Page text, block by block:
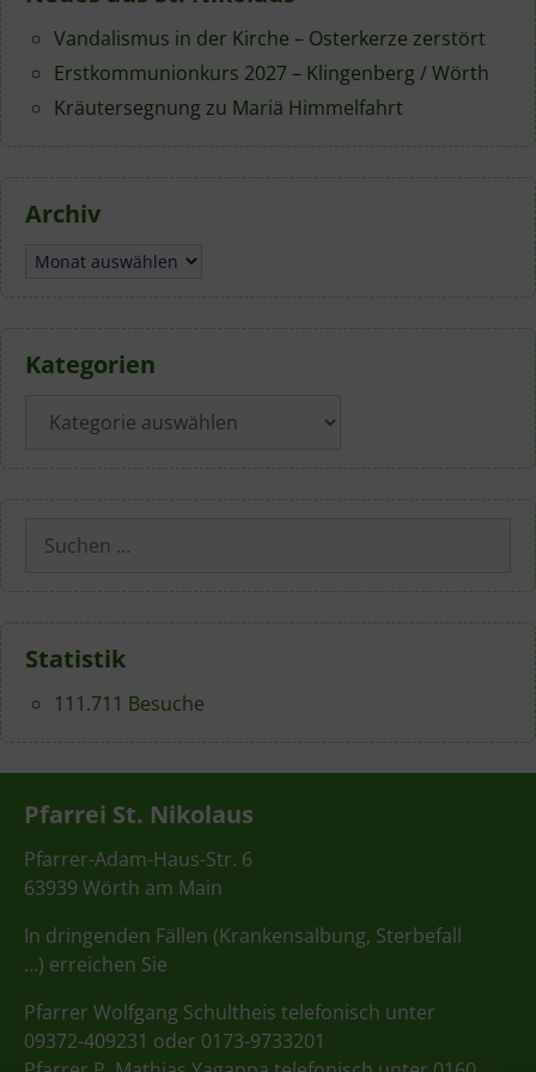
Vandalismus in der Kirche – Osterkerze zerstört
Erstkommunionkurs 2027 – Klingenberg / Wörth
Kräutersegnung zu Mariä Himmelfahrt
Archiv
Archiv
Kategorien
Suchen
nach:
Statistik
111.711 Besuche
Pfarrei St. Nikolaus
Pfarrer-Adam-Haus-Str. 6
63939 Wörth am Main
In dringenden Fällen (Krankensalbung, Sterbefall
…) erreichen Sie
Pfarrer Wolfgang Schultheis telefonisch unter
09372-409231 oder 0173-9733201